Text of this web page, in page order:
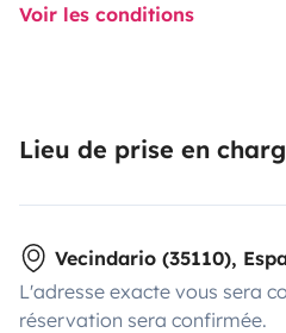
Voir les conditions
Lieu de prise en
Vecindario (35110),
L'adresse exacte vous sera
réservation sera confirmée.